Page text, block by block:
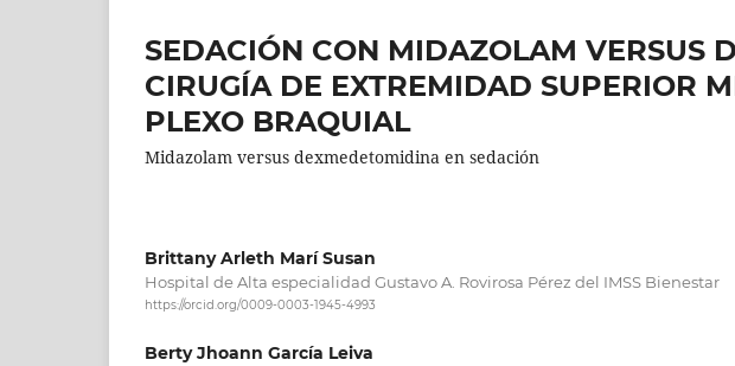
SEDACIÓN CON MIDAZOLAM VERSUS
CIRUGÍA DE EXTREMIDAD SUPERIOR
PLEXO BRAQUIAL
Midazolam versus dexmedetomidina en sedación
Brittany Arleth Marí Susan
Hospital de Alta especialidad Gustavo A. Rovirosa Pérez del IMSS Bienestar
https://orcid.org/0009-0003-1945-4993
Berty Jhoann García Leiva